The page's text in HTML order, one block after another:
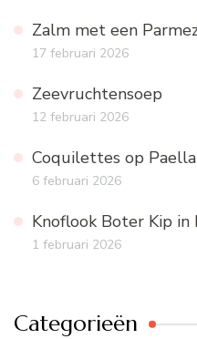
Zalm met een
17 februari 2026
Zeevruchtensoep
12 februari 2026
Coquilettes op
6 februari 2026
Knoflook Boter Kip in
1 februari 2026
Categorieën